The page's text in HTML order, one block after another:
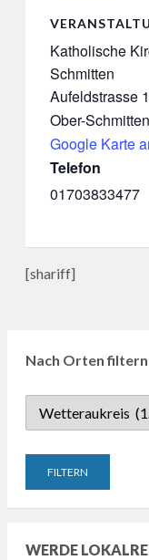
Katholische
Schmitten
Aufeldstrasse
Ober-Schmitten
Google Karte
Telefon
01703833477
[shariff]
Nach Orten filtern
WERDE